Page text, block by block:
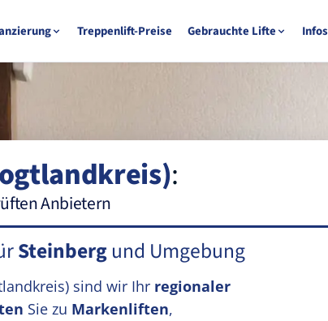
Treppenlift-Preise Gebrauchte Lifte Infos
:
Anbietern
Steinbergund Umgebung
sind wir Ihr regionaler
Sie zu Markenliften,